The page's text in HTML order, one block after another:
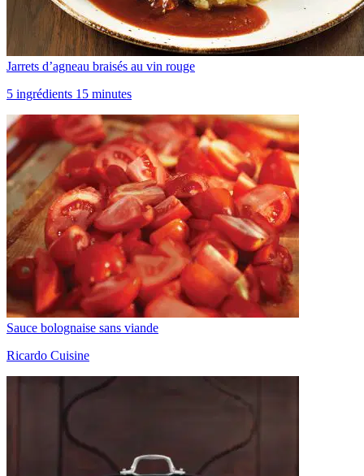
Jarrets d’agneau braisés au vin rouge
5 ingrédients 15 minutes
Sauce bolognaise sans viande
Ricardo Cuisine